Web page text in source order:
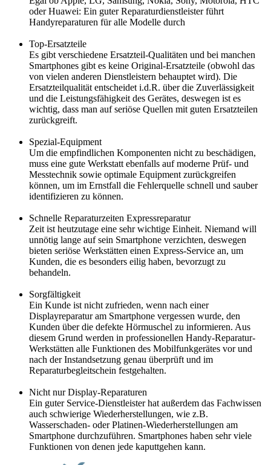
oder Huawei: Ein guter Reparaturdienstleister führt
Handyreparaturen für alle Modelle durch
Top-Ersatzteile
Es gibt verschiedene Ersatzteil-Qualitäten und bei manchen
Smartphones gibt es keine Original-Ersatzteile (obwohl das
von vielen anderen Dienstleistern behauptet wird). Die
Ersatzteilqualität entscheidet i.d.R. über die Zuverlässigkeit
und die Leistungsfähigkeit des Gerätes, deswegen ist es
wichtig, dass man auf seriöse Quellen mit guten Ersatzteilen
zurückgreift.
Spezial-Equipment
Um die empfindlichen Komponenten nicht zu beschädigen,
muss eine gute Werkstatt ebenfalls auf moderne Prüf- und
Messtechnik sowie optimale Equipment zurückgreifen
können, um im Ernstfall die Fehlerquelle schnell und sauber
identifizieren zu können.
Schnelle Reparaturzeiten Expressreparatur
Zeit ist heutzutage eine sehr wichtige Einheit. Niemand will
unnötig lange auf sein Smartphone verzichten, deswegen
bieten seriöse Werkstätten einen Express-Service an, um
Kunden, die es besonders eilig haben, bevorzugt zu
behandeln.
Sorgfältigkeit
Ein Kunde ist nicht zufrieden, wenn nach einer
Displayreparatur am Smartphone vergessen wurde, den
Kunden über die defekte Hörmuschel zu informieren. Aus
diesem Grund werden in professionellen Handy-Reparatur-
Werkstätten alle Funktionen des Mobilfunkgerätes vor und
nach der Instandsetzung genau überprüft und im
Reparaturbegleitschein festgehalten.
Nicht nur Display-Reparaturen
Ein guter Service-Dienstleister hat außerdem das Fachwissen
auch schwierige Wiederherstellungen, wie z.B.
Wasserschaden- oder Platinen-Wiederherstellungen am
Smartphone durchzuführen. Smartphones haben sehr viele
Funktionen von denen jede kaputtgehen kann.